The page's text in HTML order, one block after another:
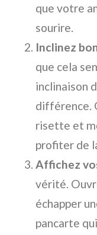
que votre
sourire.
Inclinez
que cela
inclinaison
différence.
risette et
profiter de
Affichez
vérité.
échapper
pancarte